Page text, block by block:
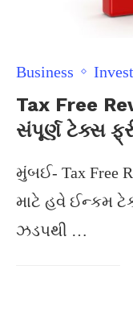
Business
Tax Free
સંપૂર્ણ ટેક્સ
મુંબઈ- Tax Free
માટે હવે ઈન્કમ
ઝડપથી …